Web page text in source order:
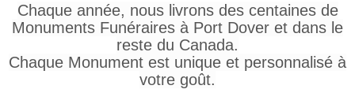
Chaque année, nous livrons des centaines de
Monuments Funéraires à Port Dover et dans le
reste du Canada.
Chaque Monument est unique et personnalisé à
votre goût.